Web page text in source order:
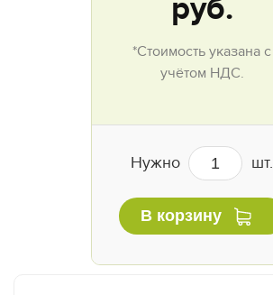
руб.
*Стоимость указана с
учётом НДС.
Нужно шт.
В корзину